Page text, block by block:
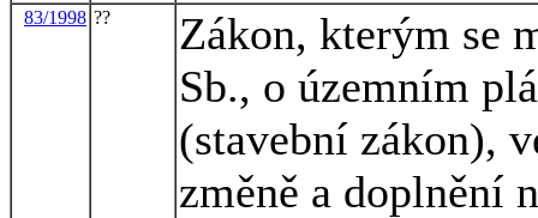
83/1998 ??
Zákon, kterým se
Sb., o územním
(stavební zákon),
změně a doplnění